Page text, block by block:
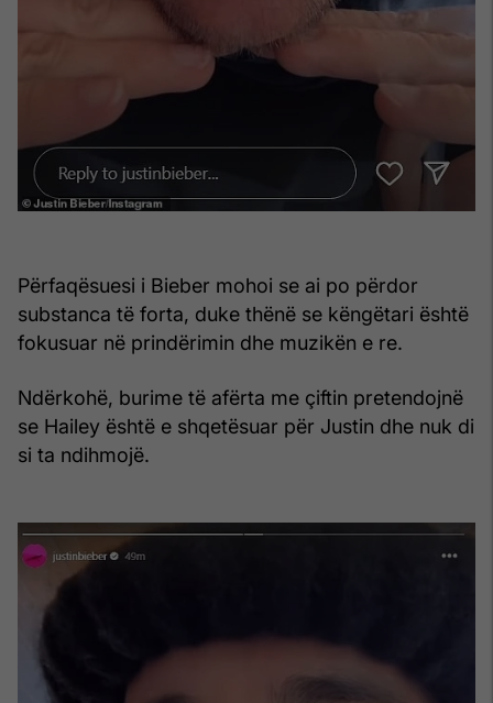
Përfaqësuesi i Bieber mohoi se ai po përdor
substanca të forta, duke thënë se këngëtari është
fokusuar në prindërimin dhe muzikën e re.
Ndërkohë, burime të afërta me çiftin pretendojnë
se Hailey është e shqetësuar për Justin dhe nuk di
si ta ndihmojë.